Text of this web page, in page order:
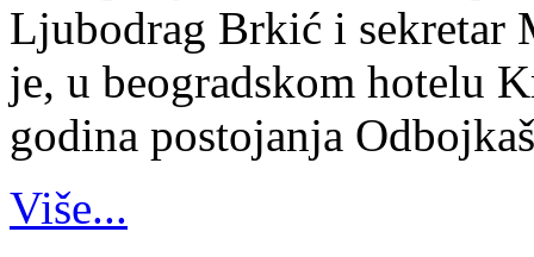
Ljubodrag Brkić i sekretar
je, u beogradskom hotelu
godina postojanja
Više...